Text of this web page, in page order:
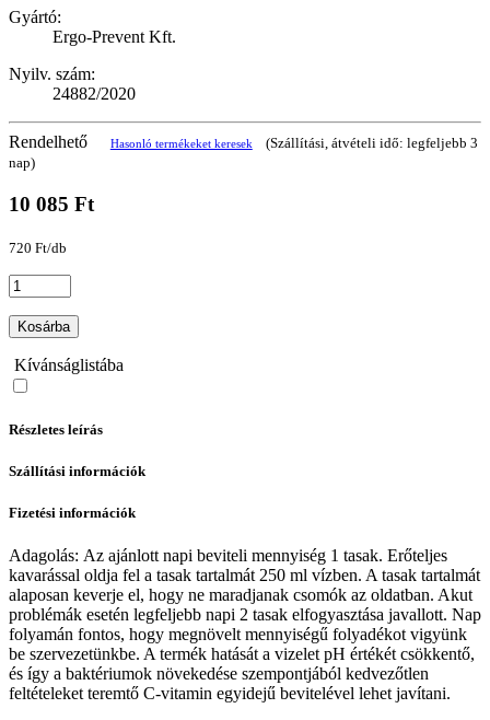
Gyártó:
Ergo-Prevent Kft.
Nyilv. szám:
24882/2020
Rendelhető Hasonló termékeket keresek
(Szállítási, átvételi idő: legfeljebb 3
nap)
10 085 Ft
720 Ft/db
Kosárba
Kívánságlistába
Részletes leírás
Szállítási információk
Fizetési információk
Adagolás: Az ajánlott napi beviteli mennyiség 1 tasak. Erőteljes
kavarással oldja fel a tasak tartalmát 250 ml vízben. A tasak tartalmát
alaposan keverje el, hogy ne maradjanak csomók az oldatban. Akut
problémák esetén legfeljebb napi 2 tasak elfogyasztása javallott. Nap
folyamán fontos, hogy megnövelt mennyiségű folyadékot vigyünk
be szervezetünkbe. A termék hatását a vizelet pH értékét csökkentő,
és így a baktériumok növekedése szempontjából kedvezőtlen
feltételeket teremtő C-vitamin egyidejű bevitelével lehet javítani.